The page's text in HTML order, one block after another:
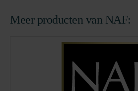
Meer producten van NAF: